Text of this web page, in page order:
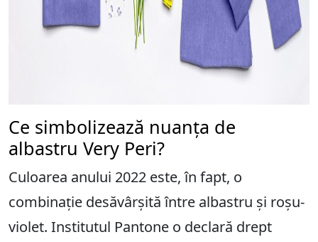
Ce simbolizează nuanța de
albastru Very Peri?
Culoarea anului 2022 este, în fapt, o
combinație desăvârșită între albastru și roșu-
violet. Institutul Pantone o declară drept